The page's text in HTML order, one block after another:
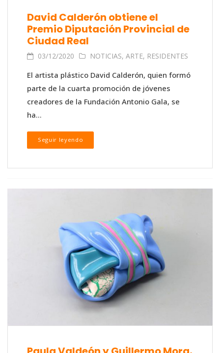
David Calderón obtiene el
Premio Diputación Provincial de
Ciudad Real
03/12/2020 NOTICIAS,ARTE, RESIDENTES
El artista plástico David Calderón, quien formó
parte de la cuarta promoción de jóvenes
creadores de la Fundación Antonio Gala, se
ha...
Seguir leyendo